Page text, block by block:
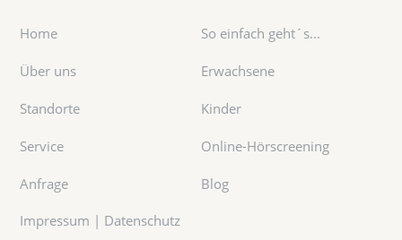
Home So einfach geht´s...
Über uns Erwachsene
Standorte Kinder
Service Online-Hörscreening
Anfrage Blog
Impressum | Datenschutz